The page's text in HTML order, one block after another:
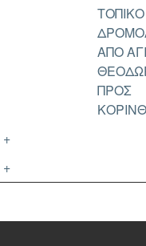
ΤΟΠΙΚΟ
ΑΠΟ
ΠΡΟΣ
+
+